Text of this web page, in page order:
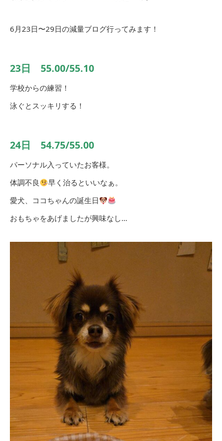
6月23日〜29日の減量ブログ行ってみます！
23日 55.00/55.10
学校からの練習！
泳ぐとスッキリする！
24日 54.75/55.00
パーソナル入っていたお客様。
体調不良
早く治るといいなぁ。
愛犬、ココちゃんの誕生日
おもちゃをあげましたが興味なし…